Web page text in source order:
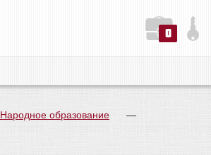
0
Народное образование
—